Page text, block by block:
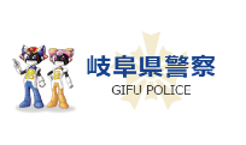
ジ
先
ュ
を